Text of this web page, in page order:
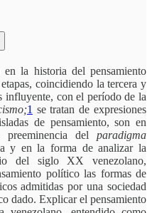
en la historia del pensamiento
coincidiendo la tercera y
influyente, con el período de la
1 se tratan de expresiones
de pensamiento, son en
del paradigma
y en la forma de analizar la
del siglo XX venezolano,
político las formas de
admitidas por una sociedad
dado. Explicar el pensamiento